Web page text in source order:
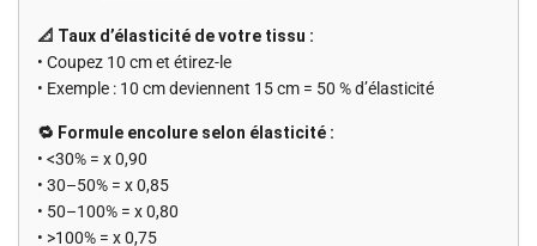
📐 Taux d’élasticité de votre tissu :
• Coupez 10 cm et étirez-le
• Exemple : 10 cm deviennent 15 cm = 50 % d’élasticité
🔁 Formule encolure selon élasticité :
• <30% = x 0,90
• 30–50% = x 0,85
• 50–100% = x 0,80
• >100% = x 0,75